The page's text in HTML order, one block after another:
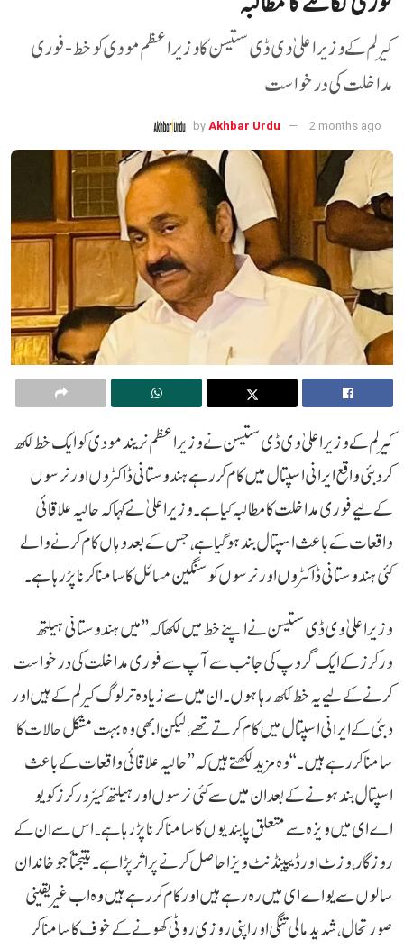
کیرلم کے وزیر اعلیٰ وی ڈی ستیسن کا وزیر اعظم مودی کو خط -فوری
مداخلت کی درخواست
by Akhbar Urdu 2 months ago
کیرلم کے وزیر اعلیٰ وی ڈی ستیسن نے وزیر اعظم نریند مودی کو ایک خط لکھ
کر دبئی واقع ایرانی اسپتال میں کام کر رہے ہندوستانی ڈاکٹروں اور نرسوں
کے لیے فوری مداخلت کا مطالبہ کیا ہے۔ وزیر اعلیٰ نے کہا کہ حالیہ علاقائی
واقعات کے باعث اسپتال بند ہو گیا ہے، جس کے بعد وہاں کام کرنے والے
کئی ہندوستانی ڈاکٹروں اور نرسوں کو سنگین مسائل کا سامنا کرنا پڑ رہا ہے۔
وزیر اعلیٰ وی ڈی ستیسن نے اپنے خط میں لکھا کہ ’’میں ہندوستانی ہیلتھ
ورکرز کے ایک گروپ کی جانب سے آپ سے فوری مداخلت کی درخواست
کرنے کے لیے یہ خط لکھ رہا ہوں۔ ان میں سے زیادہ تر لوگ کیرلم کے ہیں اور
دبئی کے ایرانی اسپتال میں کام کرتے تھے، لیکن ابھی وہ بہت مشکل حالات کا
سامنا کر رہے ہیں۔‘‘ وہ مزید لکھتے ہیں کہ ’’حالیہ علاقائی واقعات کے باعث
اسپتال بند ہونے کے بعد ان میں سے کئی نرسوں اور ہیلتھ کیئر ورکرز کو یو
اے ای میں ویزہ سے متعلق پابندیوں کا سامنا کرنا پڑ رہا ہے۔ اس سے ان کے
روزگار، وزٹ اور ڈیپینڈنٹ ویزا حاصل کرنے پر اثر پڑا ہے۔ نتیجتاً جو خاندان
سالوں سے یو اے ای میں رہ رہے ہیں اور کام کر رہے ہیں وہ اب غیر یقینی
صورتحال، شدید مالی تنگی اور اپنی روزی روٹی کھونے کے خوف کا سامنا کر